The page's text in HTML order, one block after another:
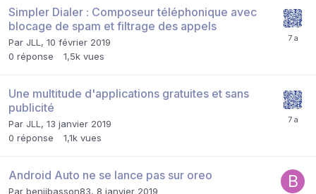
Simpler Dialer : Composeur téléphonique avec
blocage de spam et filtrage des appels
Par JLL , 10 février 2019
0 réponse 1,5k vues
Une multitude d'applications gratuites et sans
publicité
Par JLL , 13 janvier 2019
0 réponse 1,1k vues
Android Auto ne se lance pas sur oreo
Par benjibasson83, 8 janvier 2019